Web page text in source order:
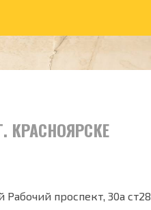
КРАСНОЯРСКЕ
Рабочий проспект, 30а ст28